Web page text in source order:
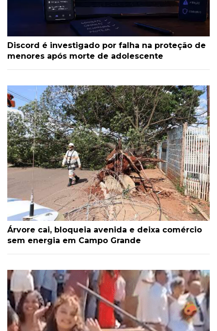
Discord é investigado por falha na proteção de
menores após morte de adolescente
Árvore cai, bloqueia avenida e deixa comércio
sem energia em Campo Grande